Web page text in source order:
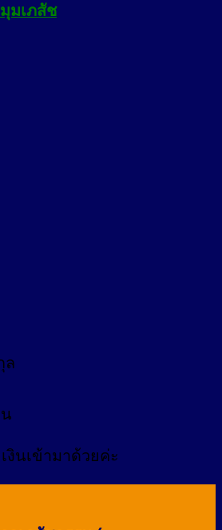
มเภสัช
ล
งินเข้ามาด้วยค่ะ